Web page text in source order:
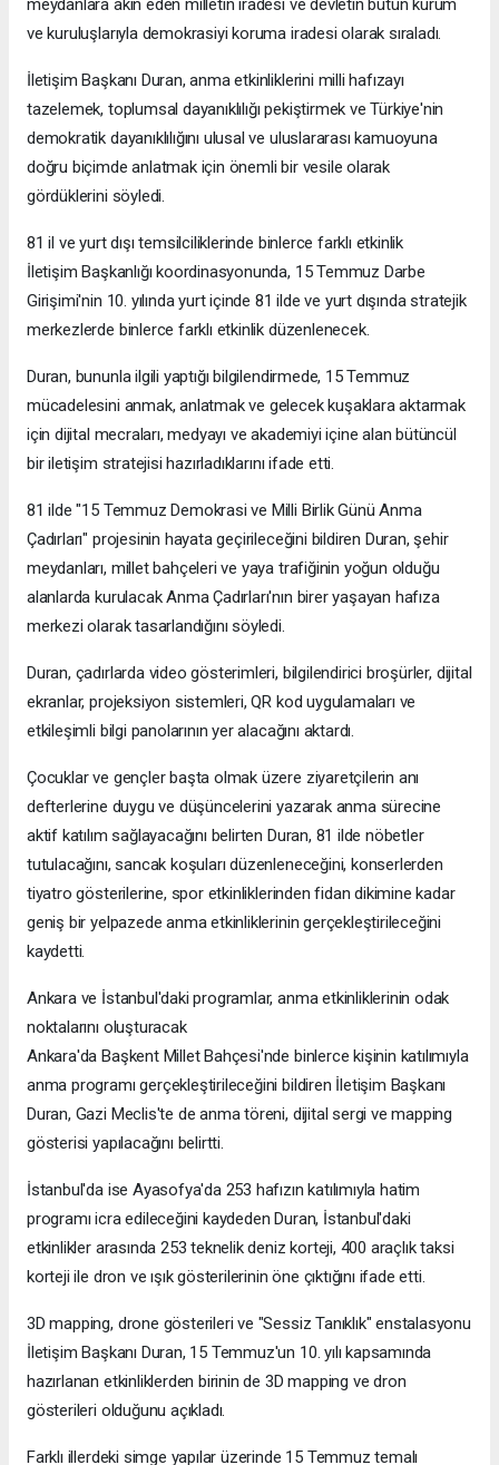
meydanlara akın eden milletin iradesi ve devletin bütün kurum
ve kuruluşlarıyla demokrasiyi koruma iradesi olarak sıraladı.
İletişim Başkanı Duran, anma etkinliklerini milli hafızayı
tazelemek, toplumsal dayanıklılığı pekiştirmek ve Türkiye'nin
demokratik dayanıklılığını ulusal ve uluslararası kamuoyuna
doğru biçimde anlatmak için önemli bir vesile olarak
gördüklerini söyledi.
81 il ve yurt dışı temsilciliklerinde binlerce farklı etkinlik
İletişim Başkanlığı koordinasyonunda, 15 Temmuz Darbe
Girişimi'nin 10. yılında yurt içinde 81 ilde ve yurt dışında stratejik
merkezlerde binlerce farklı etkinlik düzenlenecek.
Duran, bununla ilgili yaptığı bilgilendirmede, 15 Temmuz
mücadelesini anmak, anlatmak ve gelecek kuşaklara aktarmak
için dijital mecraları, medyayı ve akademiyi içine alan bütüncül
bir iletişim stratejisi hazırladıklarını ifade etti.
81 ilde "15 Temmuz Demokrasi ve Milli Birlik Günü Anma
Çadırları" projesinin hayata geçirileceğini bildiren Duran, şehir
meydanları, millet bahçeleri ve yaya trafiğinin yoğun olduğu
alanlarda kurulacak Anma Çadırları'nın birer yaşayan hafıza
merkezi olarak tasarlandığını söyledi.
Duran, çadırlarda video gösterimleri, bilgilendirici broşürler, dijital
ekranlar, projeksiyon sistemleri, QR kod uygulamaları ve
etkileşimli bilgi panolarının yer alacağını aktardı.
Çocuklar ve gençler başta olmak üzere ziyaretçilerin anı
defterlerine duygu ve düşüncelerini yazarak anma sürecine
aktif katılım sağlayacağını belirten Duran, 81 ilde nöbetler
tutulacağını, sancak koşuları düzenleneceğini, konserlerden
tiyatro gösterilerine, spor etkinliklerinden fidan dikimine kadar
geniş bir yelpazede anma etkinliklerinin gerçekleştirileceğini
kaydetti.
Ankara ve İstanbul'daki programlar, anma etkinliklerinin odak
noktalarını oluşturacak
Ankara'da Başkent Millet Bahçesi'nde binlerce kişinin katılımıyla
anma programı gerçekleştirileceğini bildiren İletişim Başkanı
Duran, Gazi Meclis'te de anma töreni, dijital sergi ve mapping
gösterisi yapılacağını belirtti.
İstanbul'da ise Ayasofya'da 253 hafızın katılımıyla hatim
programı icra edileceğini kaydeden Duran, İstanbul'daki
etkinlikler arasında 253 teknelik deniz korteji, 400 araçlık taksi
korteji ile dron ve ışık gösterilerinin öne çıktığını ifade etti.
3D mapping, drone gösterileri ve "Sessiz Tanıklık" enstalasyonu
İletişim Başkanı Duran, 15 Temmuz'un 10. yılı kapsamında
hazırlanan etkinliklerden birinin de 3D mapping ve dron
gösterileri olduğunu açıkladı.
Farklı illerdeki simge yapılar üzerinde 15 Temmuz temalı